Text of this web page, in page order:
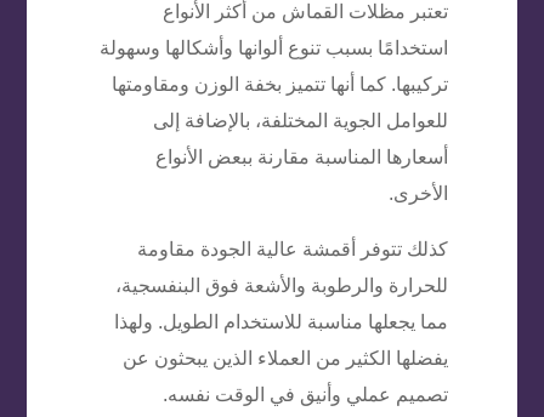
تعتبر مظلات القماش من أكثر الأنواع
استخدامًا بسبب تنوع ألوانها وأشكالها وسهولة
تركيبها. كما أنها تتميز بخفة الوزن ومقاومتها
للعوامل الجوية المختلفة، بالإضافة إلى
أسعارها المناسبة مقارنة ببعض الأنواع
الأخرى.
كذلك تتوفر أقمشة عالية الجودة مقاومة
للحرارة والرطوبة والأشعة فوق البنفسجية،
مما يجعلها مناسبة للاستخدام الطويل. ولهذا
يفضلها الكثير من العملاء الذين يبحثون عن
تصميم عملي وأنيق في الوقت نفسه.